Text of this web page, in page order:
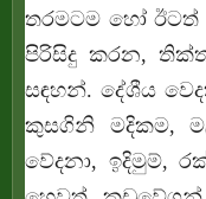
තරමටම හෝ
පිරිසිදු කරන,
සඳහන්. දේශීය
කුසගිනි මදිකම,
වේදනා, ඉදිමුම්,